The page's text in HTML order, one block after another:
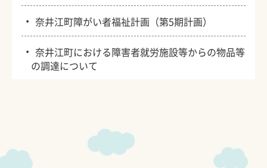
・奈井江町障がい者福祉計画（第5期計画）
・奈井江町における障害者就労施設等からの物品等
の調達について